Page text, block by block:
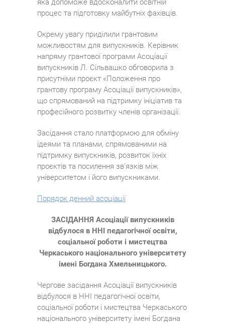
яка допоможе вдосконалити освітній
процес та підготовку майбутніх фахівців.
Окрему увагу приділили грантовим
можливостям для випускників. Керівник
напряму грантової програми Асоціації
випускників Л. Сільвашко обговорила з
присутніми проєкт «Положення про
грантову програму Асоціації випускників»,
що спрямований на підтримку ініціатив та
професійного розвитку членів організації.
Засідання стало платформою для обміну
ідеями та планами, спрямованими на
підтримку випускників, розвиток їхніх
проєктів та посилення зв’язків між
університетом і його випускниками.
Порядок денний асоціації
ЗАСІДАННЯ Асоціації випускників
відбулося в ННІ педагогічної освіти,
соціальної роботи і мистецтва
Черкаського національного університету
імені Богдана Хмельницького.
Чергове засідання Асоціації випускників
відбулося в ННІ педагогічної освіти,
соціальної роботи і мистецтва Черкаського
національного університету імені Богдана